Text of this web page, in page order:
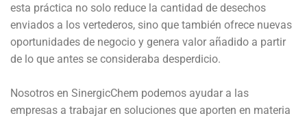
esta práctica no solo reduce la cantidad de desechos
enviados a los vertederos, sino que también ofrece nuevas
oportunidades de negocio y genera valor añadido a partir
de lo que antes se consideraba desperdicio.
Nosotros en SinergicChem podemos ayudar a las
empresas a trabajar en soluciones que aporten en materia